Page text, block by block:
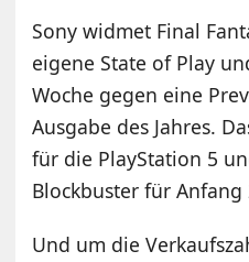
Sony widmet Final
eigene State of Play
Woche gegen eine
Ausgabe des Jahres.
für die PlayStation 5
Blockbuster für Anfang
Und um die